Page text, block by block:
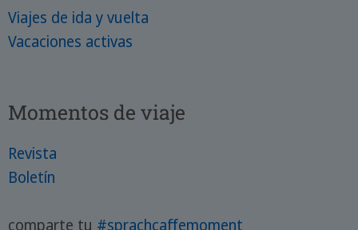
Viajes de ida y vuelta
Vacaciones activas
Momentos de viaje
Revista
Boletín
comparte tu #sprachcaffemoment